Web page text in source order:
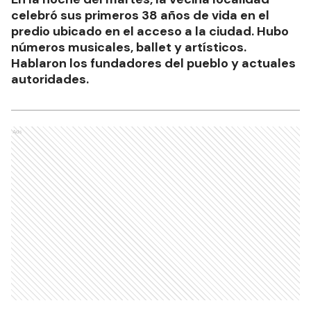
celebró sus primeros 38 años de vida en el
predio ubicado en el acceso a la ciudad. Hubo
números musicales, ballet y artísticos.
Hablaron los fundadores del pueblo y actuales
autoridades.
Ads